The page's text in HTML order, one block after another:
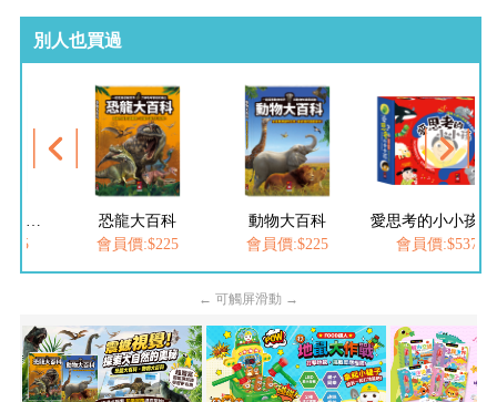
別人也買過
動物大百科
會員價:$225
會員價:$537
會員價:$252
← 可觸屏滑動 →